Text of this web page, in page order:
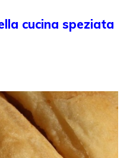
cucina speziata